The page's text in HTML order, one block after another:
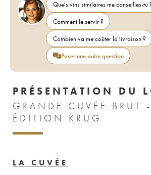
Quels vins similaires me conseilles-tu
Comment le servir ?
Combien va me coûter la livraison ?
Poser une autre question
PRÉSENTATION DU
GRANDE CUVÉE BRUT
ÉDITION KRUG
LA CUVÉE